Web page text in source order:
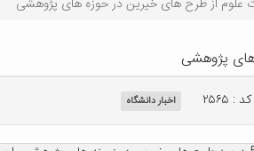
کد : ۲۵۶۵ اخبار دانشگاه